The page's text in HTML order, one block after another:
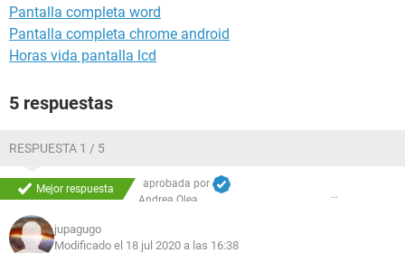
Pantalla completa word
Pantalla completa chrome android
Horas vida pantalla lcd
5 respuestas
RESPUESTA 1 / 5
Mejor respuesta
aprobada por
Andrea Olea
jupagugo
Modificado el 18 jul 2020 a las 16:38